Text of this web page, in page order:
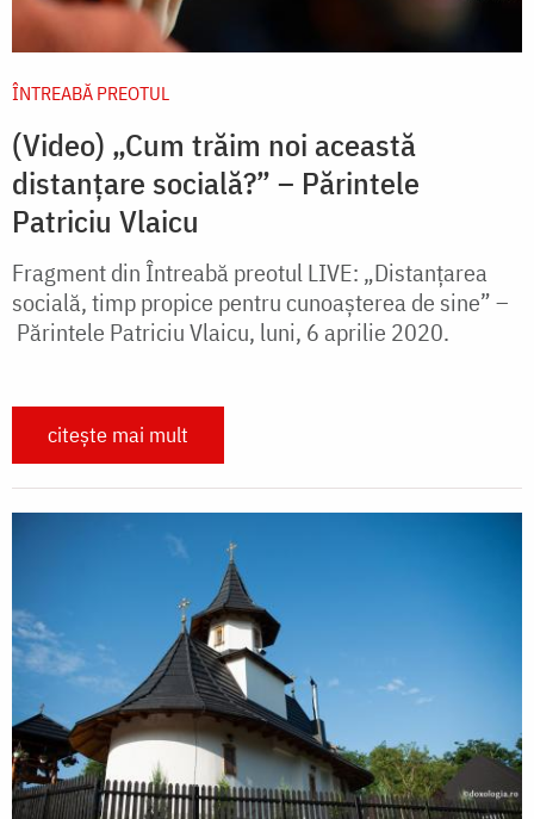
ÎNTREABĂ PREOTUL
(Video) „Cum trăim noi această
distanțare socială?” – Părintele
Patriciu Vlaicu
Fragment din Întreabă preotul LIVE: „Distanțarea
socială, timp propice pentru cunoașterea de sine” –
Părintele Patriciu Vlaicu, luni, 6 aprilie 2020.
citește mai mult